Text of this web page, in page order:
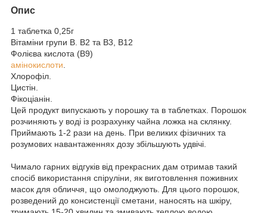
Опис
1 таблетка 0,25г
Вітаміни групи В. В2 та В3, В12
Фолієва кислота (В9)
амінокислоти
Хлорофіл.
Цистін.
Фікоціанін.
Цей продукт випускають у порошку та в таблетках. Порошок
розчиняють у воді із розрахунку чайна ложка на склянку.
Приймають 1-2 рази на день. При великих фізичних та
розумових навантаженнях дозу збільшують удвічі.
Чимало гарних відгуків від прекрасних дам отримав такий
спосіб використання спіруліни, як виготовлення поживних
масок для обличчя, що омолоджують. Для цього порошок,
розведений до консистенції сметани, наносять на шкіру,